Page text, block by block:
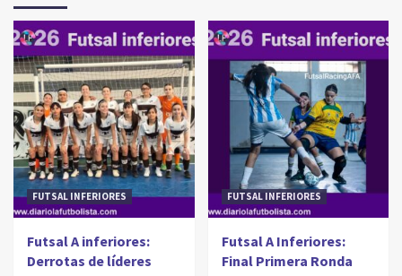
FUTSAL INFERIORES
Futsal A inferiores:
Derrotas de líderes
FUTSAL INFERIORES
Futsal A Inferiores:
Final Primera Ronda